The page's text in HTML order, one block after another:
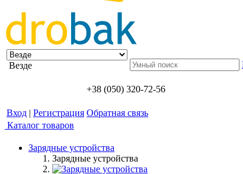
Везде
+38 (050) 320-72-56
Вход | Регистрация Обратная связь
Каталог товаров
Зарядные устройства
Зарядные устройства